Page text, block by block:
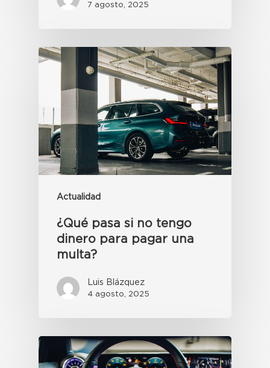
7 agosto, 2025
Actualidad
¿Qué pasa si no tengo
dinero para pagar una
multa?
Luis Blázquez
4 agosto, 2025